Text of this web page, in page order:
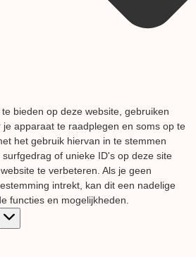
bieden op deze website, gebruiken
apparaat te raadplegen en soms op te
het gebruik hiervan in te stemmen
of unieke ID's op deze site
te verbeteren. Als je geen
intrekt, kan dit een nadelige
functies en mogelijkheden.